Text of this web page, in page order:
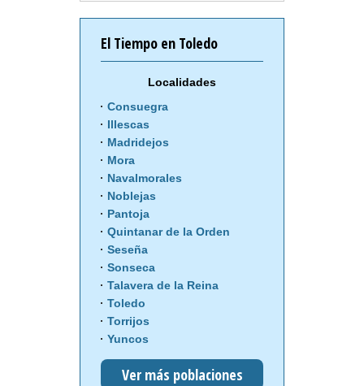
El Tiempo en Toledo
Localidades
Consuegra
Illescas
Madridejos
Mora
Navalmorales
Noblejas
Pantoja
Quintanar de la Orden
Seseña
Sonseca
Talavera de la Reina
Toledo
Torrijos
Yuncos
Ver más poblaciones